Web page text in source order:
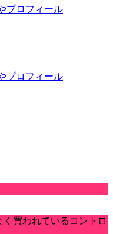
プロフィール
プロフィール
く買われているコントロ